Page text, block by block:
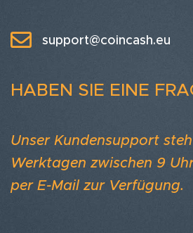
support@coincash.eu
HABEN SIE EINE
Unser Kundensupport
Werktagen zwischen 9
per E-Mail zur Verfügung.